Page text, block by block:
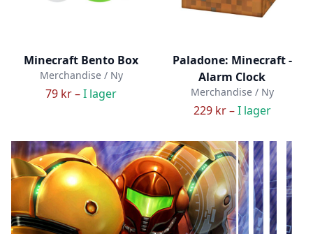
Minecraft Bento Box
Merchandise / Ny
79 kr –I lager
Paladone: Minecraft -
Alarm Clock
Merchandise / Ny
229 kr –I lager